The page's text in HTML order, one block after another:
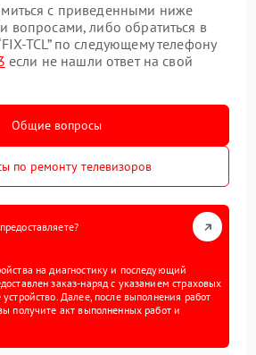
с приведенными ниже
вопросами, либо обратиться в
TCL” по следующему телефону
если не нашли ответ на свой
Общие вопросы
по ремонту телевизоров
на диагностику и последующий
заказ-наряд с указанием страховых
Далее, после выполнения работ
получите акт выполненных работ и